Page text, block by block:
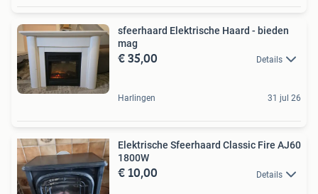
sfeerhaard Elektrische Haard - bieden
mag
€ 35,00 Details
Harlingen 31 jul 26
Elektrische Sfeerhaard Classic Fire AJ60
1800W
€ 10,00 Details